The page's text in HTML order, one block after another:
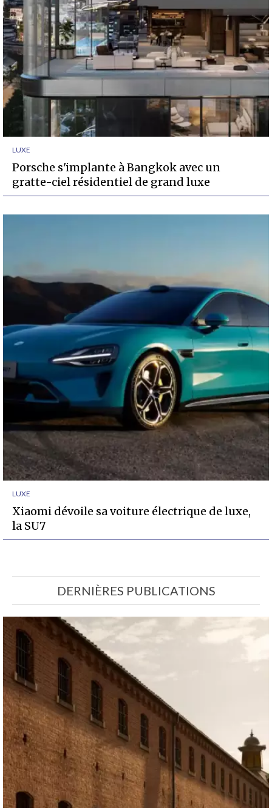
LUXE
Porsche s'implante à Bangkok avec un
gratte-ciel résidentiel de grand luxe
LUXE
Xiaomi dévoile sa voiture électrique de luxe,
la SU7
DERNIÈRES PUBLICATIONS